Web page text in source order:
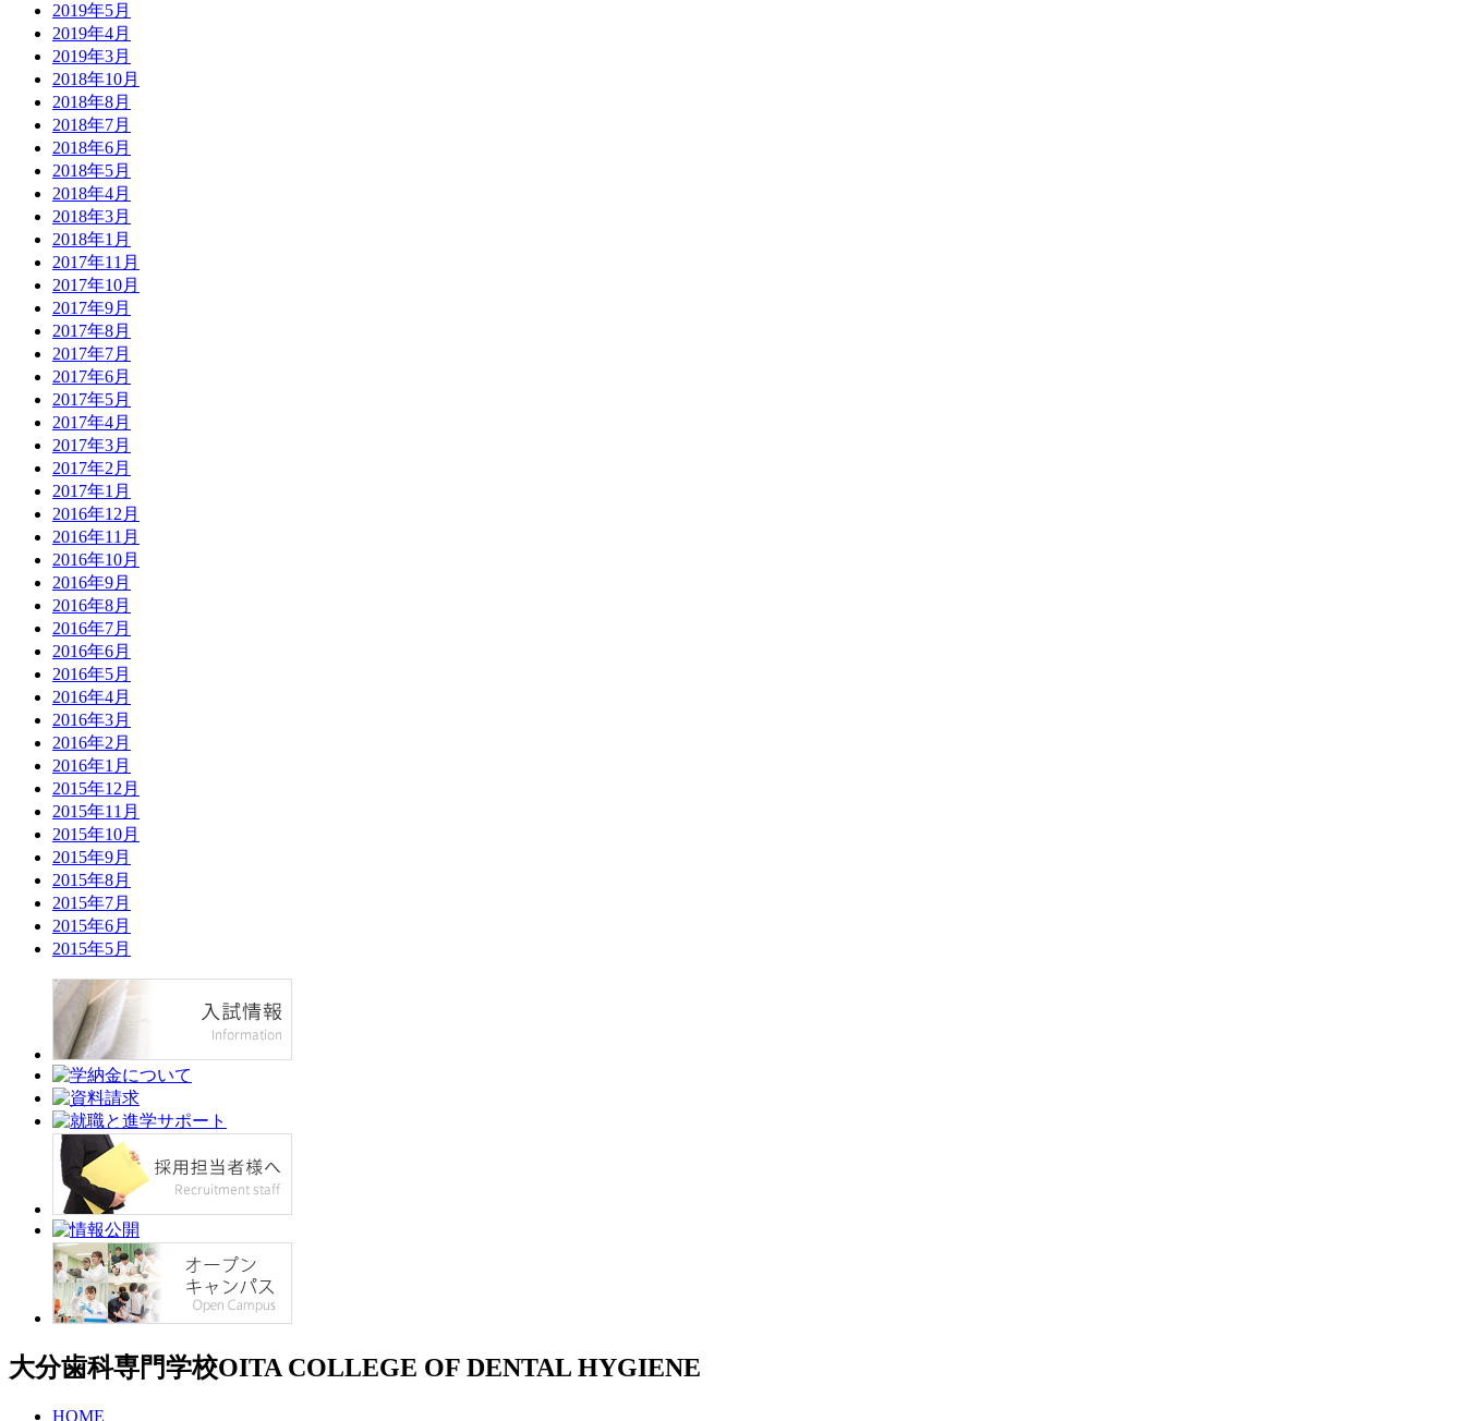
2019年5月
2019年4月
2019年3月
2018年10月
2018年8月
2018年7月
2018年6月
2018年5月
2018年4月
2018年3月
2018年1月
2017年11月
2017年10月
2017年9月
2017年8月
2017年7月
2017年6月
2017年5月
2017年4月
2017年3月
2017年2月
2017年1月
2016年12月
2016年11月
2016年10月
2016年9月
2016年8月
2016年7月
2016年6月
2016年5月
2016年4月
2016年3月
2016年2月
2016年1月
2015年12月
2015年11月
2015年10月
2015年9月
2015年8月
2015年7月
2015年6月
2015年5月
大分歯科専門学校OITA COLLEGE OF DENTAL HYGIENE
HOME